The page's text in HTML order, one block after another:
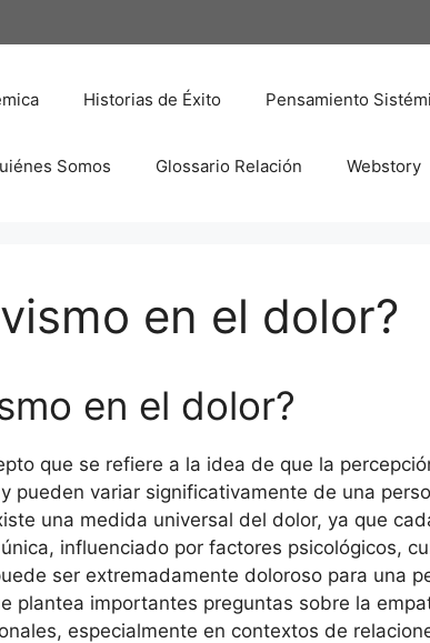
Historias de Éxito Pensamiento
Somos Glossario Relación Webstory
en el dolor?
en el dolor?
que se refiere a la idea de que la
pueden variar significativamente de una
una medida universal del dolor, ya que
influenciado por factores psicológicos,
ser extremadamente doloroso para una
plantea importantes preguntas sobre la
especialmente en contextos de